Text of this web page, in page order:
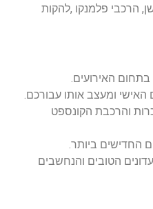
הרכבי פלמנקו ,להקות
בתחום האירועים.
ומעצב אותו עבורכם.
והרכבת הקונספט
החדישים ביותר.
הטובים והנחשבים